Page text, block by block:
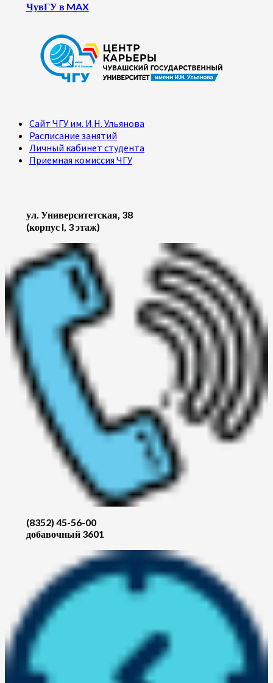
ЧувГУ в MAX
Сайт ЧГУ им. И.Н. Ульянова
Расписание занятий
Личный кабинет студента
Приемная комиссия ЧГУ
ул. Университетская, 38
(корпус I, 3 этаж)
(8352) 45-56-00
добавочный 3601